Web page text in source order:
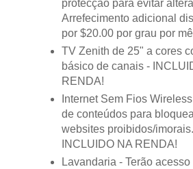
protecção para evitar
Arrefecimento adicional
por $20.00 por grau por
TV Zenith de 25" a cores
básico de canais -
RENDA!
Internet Sem Fios
de conteúdos para
websites proibidos/
INCLUIDO NA RENDA!
Lavandaria - Terão acesso